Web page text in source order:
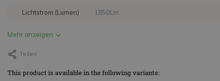
Lichtstrom (Lumen) 1850Lm
Mehr anzeigen
Teilen
This product is available in the following variants: